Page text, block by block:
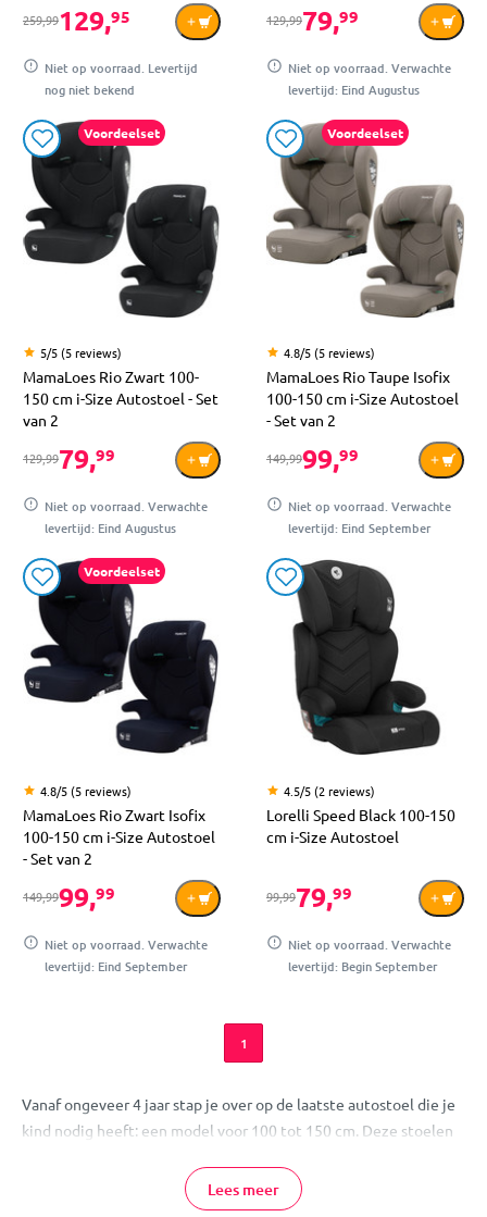
259,99129,95
Niet op voorraad. Levertijd
nog niet bekend
129,9979,99
Niet op voorraad. Verwachte
levertijd: Eind Augustus
Voordeelset
5/5 (5 reviews)
MamaLoes Rio Zwart 100-
150 cm i-Size Autostoel - Set
van 2
129,9979,99
Niet op voorraad. Verwachte
levertijd: Eind Augustus
Voordeelset
4.8/5 (5 reviews)
MamaLoes Rio Taupe Isofix
100-150 cm i-Size Autostoel
- Set van 2
149,9999,99
Niet op voorraad. Verwachte
levertijd: Eind September
Voordeelset
4.8/5 (5 reviews)
MamaLoes Rio Zwart Isofix
100-150 cm i-Size Autostoel
- Set van 2
149,9999,99
Niet op voorraad. Verwachte
levertijd: Eind September
4.5/5 (2 reviews)
Lorelli Speed Black 100-150
cm i-Size Autostoel
99,9979,99
Niet op voorraad. Verwachte
levertijd: Begin September
1
Vanaf ongeveer 4 jaar stap je over op de laatste autostoel die je
kind nodig heeft: een model voor 100 tot 150 cm. Deze stoelen
de gordel te zitten. Je bevestigt ze altijd met de autogordel, en
soms ook met Isofix voor extra stevigheid. Dankzij de rugleuning
Lees meer